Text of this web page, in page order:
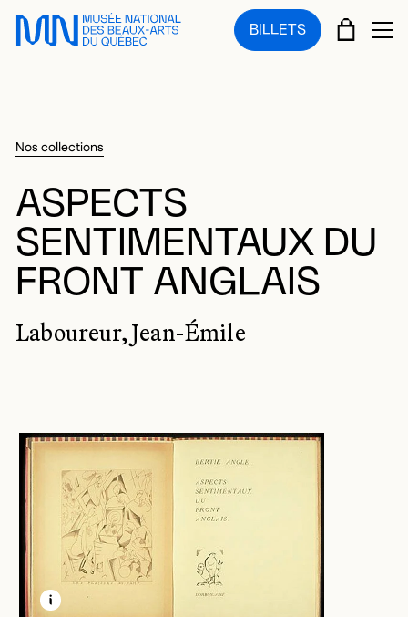
Sauter au menu principal
Sauter au contenu principal
Sauter au pied de page
BILLETS PANIER
Nos collections
ASPECTS
SENTIMENTAUX DU
FRONT ANGLAIS
Laboureur, Jean-Émile
EN SAVOIR PLUS SUR CETTE IMAGE
OUVRIR LA MODALE